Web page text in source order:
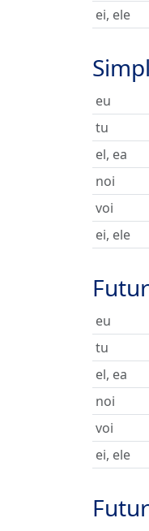
ei, ele
eu
tu
el, ea
noi
voi
ei, ele
eu
tu
el, ea
noi
voi
ei, ele